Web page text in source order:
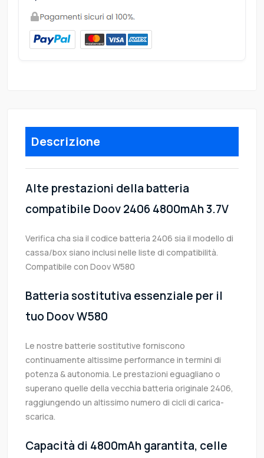
Descrizione
Alte prestazioni della batteria
compatibile Doov 2406 4800mAh 3.7V
Verifica cha sia il codice batteria 2406 sia il modello di
cassa/box siano inclusi nelle liste di compatibilità.
Compatibile con Doov W580
Batteria sostitutiva essenziale per il
tuo Doov W580
Le nostre batterie sostitutive forniscono
continuamente altissime performance in termini di
potenza & autonomia. Le prestazioni eguagliano o
superano quelle della vecchia batteria originale 2406,
raggiungendo un altissimo numero di cicli di carica-
scarica.
Capacità di 4800mAh garantita, celle